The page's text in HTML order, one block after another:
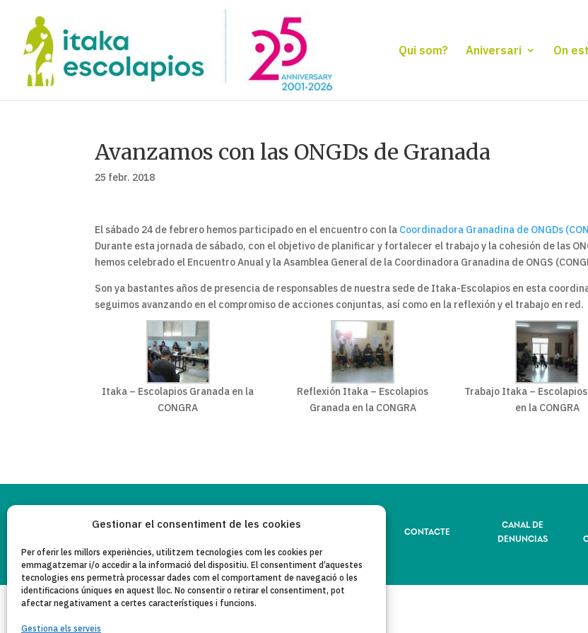
Gestionar el consentiment de les cookies
Per oferir les millors experiències, utilitzem tecnologies com les cookies per
emmagatzemar i/o accedir a la informació del dispositiu. El consentiment d’aquestes
tecnologies ens permetrà processar dades com el comportament de navegació o les
identificacions úniques en aquest lloc. No consentir o retirar el consentiment, pot
afectar negativament a certes característiques i funcions.
Gestiona els serveis
Qui som? Aniversari On
Avanzamos con las ONGDs de Granada
25 febr. 2018
El sábado 24 de febrero hemos participado en el encuentro con la Coordinadora Granadina de ONGDs
Durante esta jornada de sábado, con el objetivo de planificar y fortalecer el trabajo y la cohesión de las
hemos celebrado el Encuentro Anual y la Asamblea General de la Coordinadora Granadina de ONGS
Son ya bastantes años de presencia de responsables de nuestra sede de Itaka-Escolapios en esta
seguimos avanzando en el compromiso de acciones conjuntas, así como en la reflexión y el trabajo en red.
Itaka – Escolapios Granada en la
CONGRA
Reflexión Itaka – Escolapios
Granada en la CONGRA
Trabajo Itaka –
en la CONGRA
AVÍS LEGAL CONTACTE
CANAL DE
DENUNCIAS